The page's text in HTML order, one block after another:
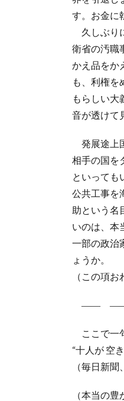
す。お金に
久しぶり
衛省の汚職
かえ品をか
も、利権を
もらしい大
音が透けて
発展途上
相手の国を
といっても
公共工事を
助という名
いのは、本
一部の政治
ょうか。
（この項お
――
ここで一
“十人が 空
（毎日新
（本当の